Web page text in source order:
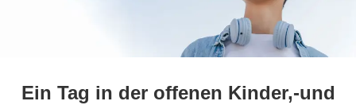
Ein Tag in der offenen Kinder,-und